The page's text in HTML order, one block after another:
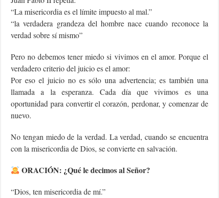
“La misericordia es el límite impuesto al mal.”
“la verdadera grandeza del hombre nace cuando reconoce la
verdad sobre sí mismo”
Pero no debemos tener miedo si vivimos en el amor. Porque el
verdadero criterio del juicio es el amor:
Por eso el juicio no es sólo una advertencia; es también una
llamada a la esperanza. Cada día que vivimos es una
oportunidad para convertir el corazón, perdonar, y comenzar de
nuevo.
No tengan miedo de la verdad. La verdad, cuando se encuentra
con la misericordia de Dios, se convierte en salvación.
ORACIÓN: ¿Qué le decimos al Señor?
“Dios, ten misericordia de mí.”